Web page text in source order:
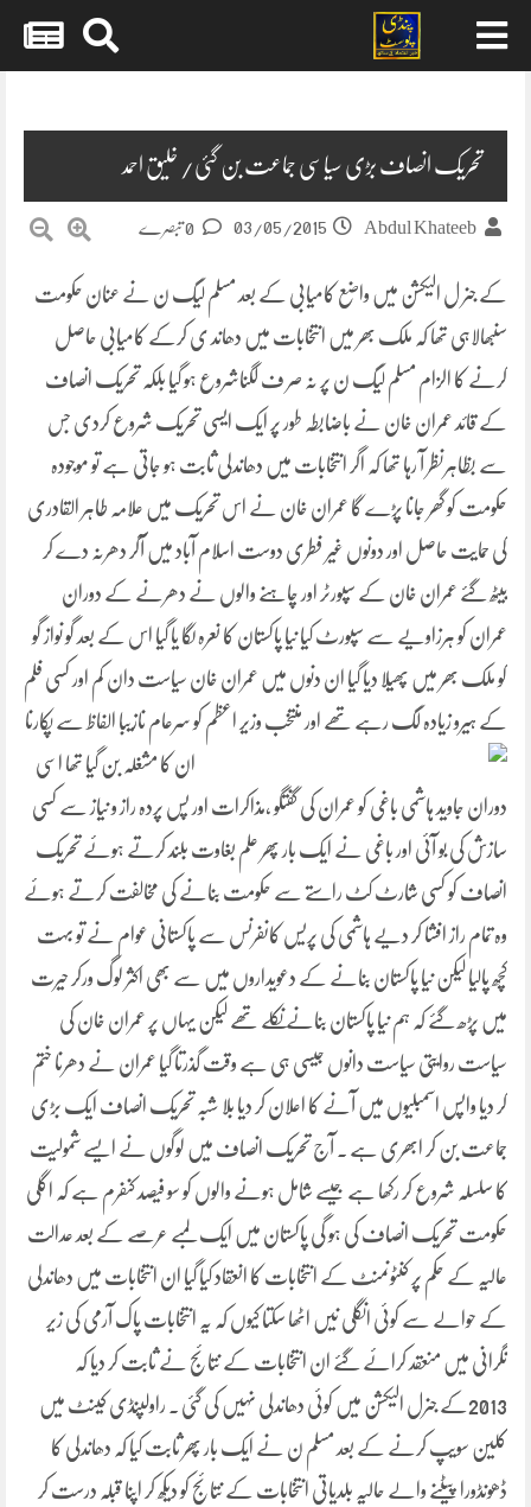
تحریک انصاف بڑی سیاسی جماعت بن گئی/ خلیق احمد
Abdul Khateeb
03/05/2015
کے جنر ل الیکشن میں واضع کامیابی کے بعد مسلم لیگ ن نے عنان حکومت
سنبھالاہی تھا کہ ملک بھر میں انتخابات میں دھاند ی کرکے کامیابی حاصل
کرنے کا الزام مسلم لیگ ن پر نہ صر ف لگناشروع ہو گیا بلکہ تحریک انصاف
کے قائد عمران خان نے باضابطہ طور پر ایک ایسی تحریک شروع کردی جس
سے بظاہرنظر آ رہا تھا کہ اگر انتخابات میں دھاندلی ثابت ہو جاتی ہے تو موجودہ
حکومت کو گھر جانا پڑے گا عمران خان نے اس تحریک میں علامہ طاہر القادری
کی حمایت حاصل اور دونوں غیر فطری دوست اسلام آباد میں آکر دھرنہ دے کر
بیٹھ گئے عمران خان کے سپورٹر اور چاہنے والوں نے دھرنے کے دوران
عمران کو ہرزاویے سے سپورٹ کیا نیا پاکستان کا نعرہ لگا یا گیا اس کے بعد گو نواز گو
کو ملک بھر میں پھیلا دیا گیا ان دنوں میں عمران خان سیاست دان کم اور کسی فلم
کے ہیرو زیادہ لگ رہے تھے اور منتخب وزیر اعظم کو سرعام نازیبا الفاظ سے پکارنا
ان کا مشغلہ بن گیا تھا اسی
دوران جاوید ہاشمی باغی کو عمران کی گفتگو ،مذاکرات اور پس پردہ راز و نیاز سے کسی
سازش کی بو آئی اور باغی نے ایک بار پھر علم بغاوت بلند کرتے ہوئے تحریک
انصاف کو کسی شارٹ کٹ راستے سے حکومت بنانے کی مخالفت کرتے ہوئے
وہ تمام راز افشا کر دیے ہاشمی کی پریس کانفرنس سے پاکستانی عوام نے تو بہت
کچھ پالیا لیکن نیا پاکستان بنانے کے دعویداروں میں سے بھی اکثر لوگ ورکر حیرت
میں پڑھ گئے کہ ہم نیا پاکستان بنانے نکلے تھے لیکن یہاں پر عمران خان کی
سیاست روایتی سیاست دانوں جیسی ہی ہے وقت گذرتا گیا عمران نے دھرنا ختم
کر دیا واپس اسمبلیوں میں آنے کا اعلان کر دیا بلا شبہ تحریک انصاف ایک بڑی
جماعت بن کر ابھری ہے ۔ آج تحریک انصاف میں لوگوں نے ایسے شمولیت
کا سلسلہ شروع کر رکھا ہے جیسے شامل ہونے والوں کو سو فیصد کنفرم ہے کہ اگلی
حکومت تحریک انصاف کی ہو گی پاکستان میں ایک لمبے عرصے کے بعد عدالت
عالیہ کے حکم پر کنٹونمنٹ کے انتخابات کا انعقاد کیا گیا ان انتخابات میں دھاندلی
کے حوالے سے کوئی انگلی نیں اٹھا سکتا کیوں کہ یہ انتخابات پاک آرمی کی زیر
نگرانی میں منعقد کرائے گئے ان انتخابات کے نتائج نے ثابت کر دیا کہ
2013کے جنرل الیکشن میں کوئی دھاندلی نہیں کی گئی ۔ راولپنڈی کینٹ میں
کلین سویپ کرنے کے بعد مسلم ن نے ایک بار پھر ثابت کیا کہ دھاندلی کا
ڈھونڈورا پیٹنے والے حالیہ بلدیاتی انتخابات کے نتائج کو دیکھ کر اپنا قبلہ درست کر